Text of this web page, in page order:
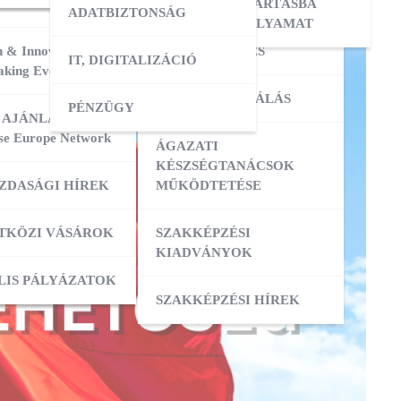
& Innovation
Event 2026
Europe Network
HÍREK
VÁSÁROK
TAGOZATOK
PÁLYÁZATOK
NYILVÁNTARTÁSBA
VÉTELI FOLYAMAT
OKTATÓI KÉPZÉS
MESTERKÉPZÉS
VIZSGADELEGÁLÁS
ÁGAZATI
KÉSZSÉGTANÁCSOK
MŰKÖDTETÉSE
SZAKKÉPZÉSI
KIADVÁNYOK
SZAKKÉPZÉSI HÍREK
ADATBIZTONSÁG
IT, DIGITALIZÁCIÓ
PÉNZÜGY